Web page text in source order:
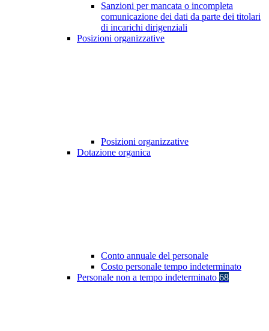
Sanzioni per mancata o incompleta
comunicazione dei dati da parte dei titolari
di incarichi dirigenziali
Posizioni organizzative
Posizioni organizzative
Dotazione organica
Conto annuale del personale
Costo personale tempo indeterminato
Personale non a tempo indeterminato 68